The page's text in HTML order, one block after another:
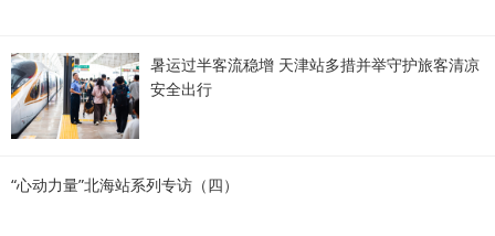
暑运过半客流稳增 天津站多措并举守护旅客清凉
安全出行
“心动力量”北海站系列专访（四）